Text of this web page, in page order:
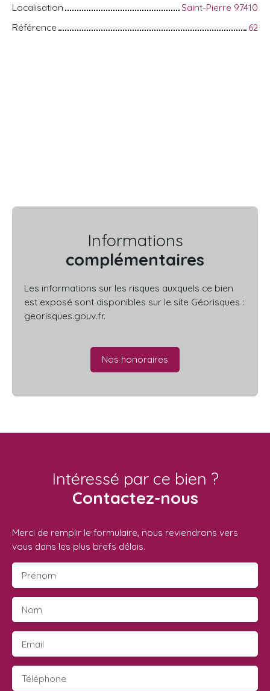
Localisation
Saint-Pierre 97410
Référence
62
Informations
complémentaires
Les informations sur les risques auxquels ce bien
est exposé sont disponibles sur le site Géorisques :
georisques.gouv.fr.
Nos honoraires
Intéressé par ce bien ?
Contactez-nous
Merci de remplir le formulaire, nous reviendrons vers
vous dans les plus brefs délais.
Prénom
Nom
Email
Téléphone